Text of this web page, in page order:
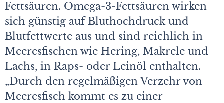
Fettsäuren. Omega-3-Fettsäuren wirken
sich günstig auf Bluthochdruck und
Blutfettwerte aus und sind reichlich in
Meeresfischen wie Hering, Makrele und
Lachs, in Raps- oder Leinöl enthalten.
„Durch den regelmäßigen Verzehr von
Meeresfisch kommt es zu einer